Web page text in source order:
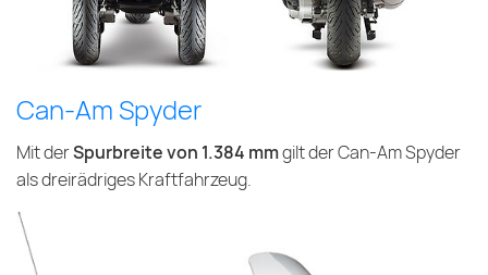
Can-Am Spyder
Mit derSpurbreite von 1.384 mmgilt der Can-Am Spyder
als dreirädriges Kraftfahrzeug.